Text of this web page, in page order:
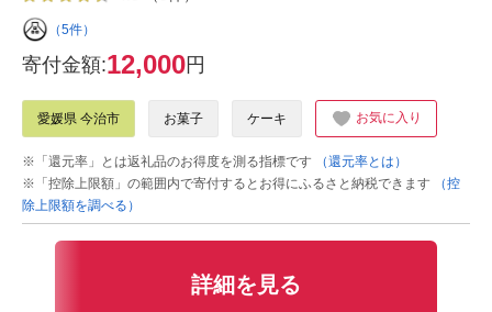
（5件）
寄付金額:12,000円
愛媛県 今治市 お菓子 ケーキ お気に入り
※「還元率」とは返礼品のお得度を測る指標です
（還元率とは）
※「控除上限額」の範囲内で寄付するとお得にふるさと納税できます
（控
除上限額を調べる）
詳細を見る